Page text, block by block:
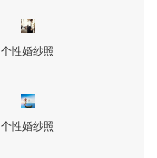
个性婚纱照
个性婚纱照